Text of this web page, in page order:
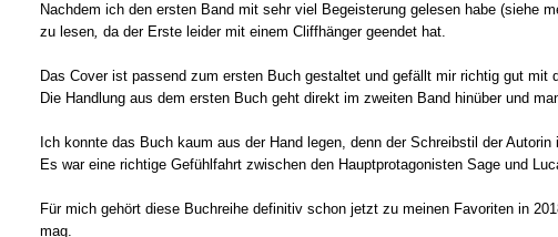
Nachdem ich den ersten Band mit sehr viel Begeisterung gelesen habe (siehe
zu lesen,da der Erste leider mit einem Cliffhänger geendet hat.
Das Cover ist passend zum ersten Buch gestaltet und gefällt mir richtig gut mit
Die Handlung aus dem ersten Buch geht direkt im zweiten Band hinüber und
Ich konnte das Buch kaum aus der Hand legen, denn der Schreibstil der
Es war eine richtige Gefühlfahrt zwischen den Hauptprotagonisten Sage und
Für mich gehört diese Buchreihe definitiv schon jetzt zu meinen Favoriten in
mag.